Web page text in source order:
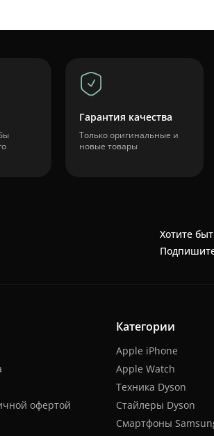
Гарантия качества
Только оригинальные и
новые товары
Хотите
офертой
Категории
Apple iPhone
Apple Watch
Техника Dyson
Стайлеры Dyson
Смартфоны